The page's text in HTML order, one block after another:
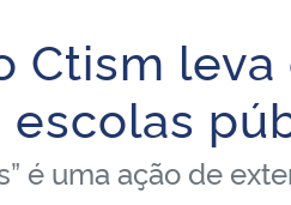
Gabinete de Segurança
Institucional
Ctism
escolas
é uma ação de